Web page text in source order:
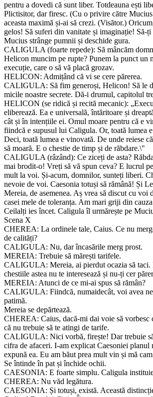
pentru a dovedi că sunt liber. Totdeauna ești
Plictisitor, dar firesc. (Cu o privire către
aceasta maximă și-ai să crezi. (Visător.)
gelos! Să suferi din vanitate și imaginație! Să-ți
Mucius strânge pumnii și deschide gura.
CALIGULA (foarte repede): Să mâncăm
Helicon muncim pe rupte? Punem la punct un
execuție, care o să vă placă grozav.
HELICON: Admițând că vi se cere părerea.
CALIGULA: Să fim generoși, Helicon! Să le
micile noastre secrete. Dă-i drumul, capitolul
HELICON (se ridică și recită mecanic):
eliberează. Ea e universală, întăritoare și
cât și în intențiile ei. Omul moare pentru că e
fiindcă e supusul lui Caligula. Or, toată lumea
Deci, toată lumea e vinovată. De unde reiese
să moară. E o chestie de timp și de răbdare.\"
CALIGULA (râzând): Ce ziceți de asta?
mai brodit-o! Vreți să vă spun ceva? E lucrul
mult la voi. Și-acum, domnilor, sunteți liberi.
nevoie de voi. Caesonia totuși să rămână! Și
Mereia, de asemenea. Aș vrea să discut cu voi
casei mele de toleranța. Am mari griji din
Ceilalți ies încet. Caligula îl urmărește pe
Scena X
CHEREA: La ordinele tale, Caius. Ce nu
de calități?
CALIGULA: Nu, dar încasările merg prost.
MEREIA: Trebuie să mărești tarifele.
CALIGULA: Mereia, ai pierdut ocazia să taci.
chestiile astea nu te interesează și nu-ți cer
MEREIA: Atunci de ce mi-ai spus să rămân?
CALIGULA: Fiindcă, numaidecât, voi avea
patimă.
Mereia se depărtează.
CHEREA: Caius, dacă-mi dai voie să vorbesc
că nu trebuie să te atingi de tarife.
CALIGULA: Nici vorbă, firește! Dar trebuie
cifra de afaceri. I-am explicat Caesoniei planul
expună ea. Eu am băut prea mult vin și mă
Se întinde în pat și închide ochii.
CAESONIA: E foarte simplu. Caligula
CHEREA: Nu văd legătura.
CAESONIA: Și totuși, există. Această